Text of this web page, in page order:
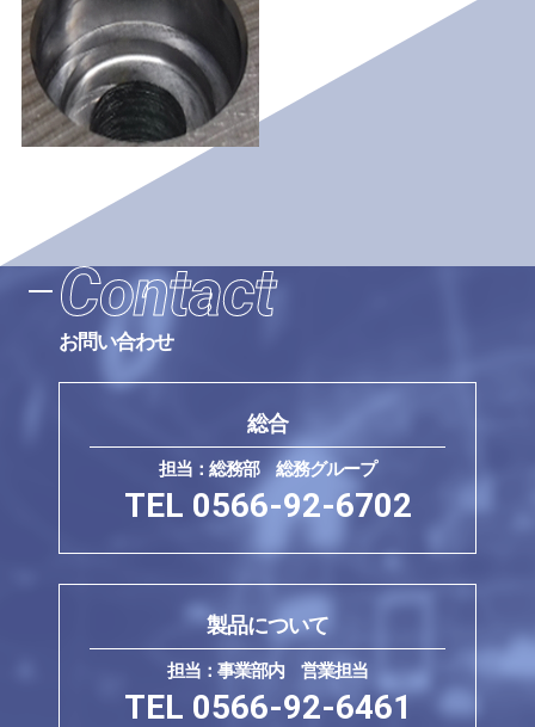
お問い合わせ
総合
担当：総務部 総務グループ
TEL 0566-92-6702
製品について
担当：事業部内 営業担当
TEL 0566-92-6461